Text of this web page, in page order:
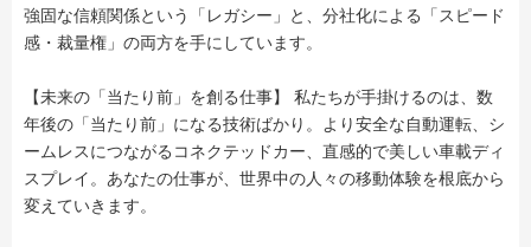
強固な信頼関係という「レガシー」と、分社化による「スピード
感・裁量権」の両方を手にしています。
【未来の「当たり前」を創る仕事】 私たちが手掛けるのは、数
年後の「当たり前」になる技術ばかり。より安全な自動運転、シ
ームレスにつながるコネクテッドカー、直感的で美しい車載ディ
スプレイ。あなたの仕事が、世界中の人々の移動体験を根底から
変えていきます。